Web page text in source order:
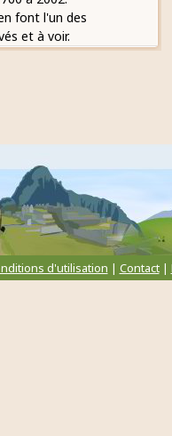
font l'un des
et à voir.
d'utilisation | Contact|